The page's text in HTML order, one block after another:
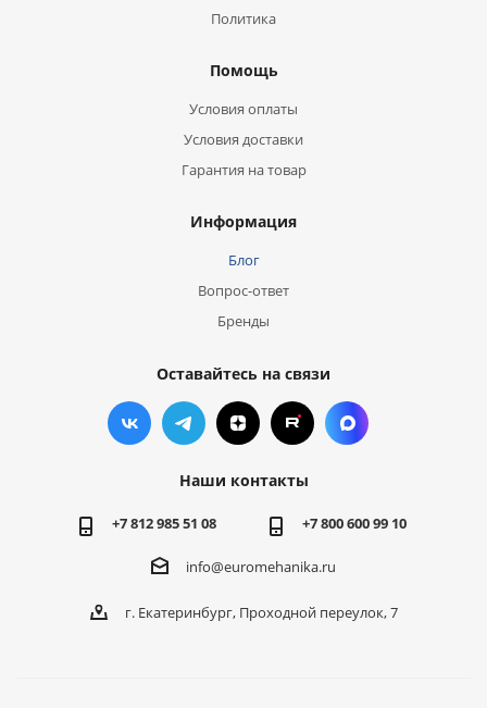
Политика
Помощь
Условия оплаты
Условия доставки
Гарантия на товар
Информация
Блог
Вопрос-ответ
Бренды
Оставайтесь на связи
Наши контакты
+7 812 985 51 08 +7 800 600 99 10
info@euromehanika.ru
г. Екатеринбург, Проходной переулок, 7